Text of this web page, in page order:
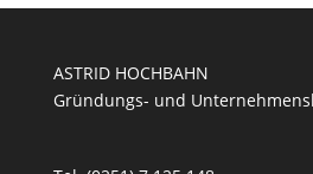
ASTRID HOCHBAHN
Gründungs- und